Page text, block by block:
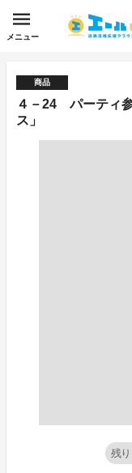
メニュー
商品
４－24 パーティ
ス」
残り